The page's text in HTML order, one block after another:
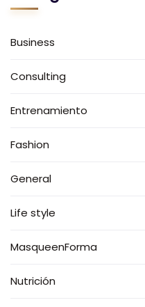
Business
Consulting
Entrenamiento
Fashion
General
Life style
MasqueenForma
Nutrición